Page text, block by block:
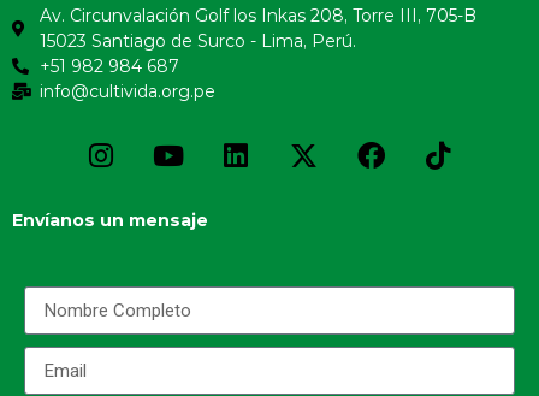
Av. Circunvalación Golf los Inkas 208, Torre III, 705-B
15023 Santiago de Surco - Lima, Perú.
+51 982 984 687
info@cultivida.org.pe
Envíanos un mensaje